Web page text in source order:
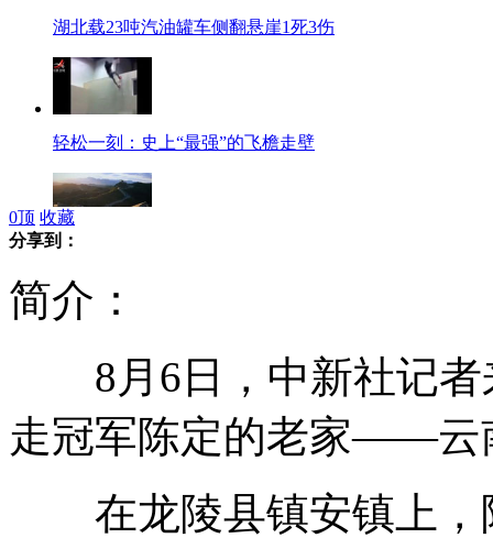
湖北载23吨汽油罐车侧翻悬崖1死3伤
轻松一刻：史上“最强”的飞檐走壁
北大报告称全国人均住房面积36平米
0顶 收藏
分享到：
简介：
8月6日，中新社记者
走冠军陈定的老家――云
在龙陵县镇安镇上，